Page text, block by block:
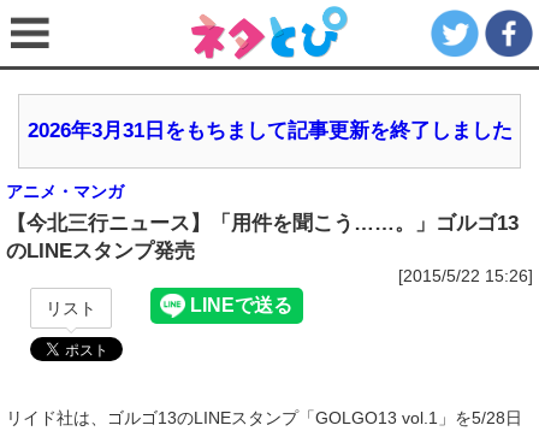
2026年3月31日をもちまして記事更新を終了しました
アニメ・マンガ
【今北三行ニュース】「用件を聞こう……。」ゴルゴ13
のLINEスタンプ発売
[2015/5/22 15:26]
リスト
リイド社は、ゴルゴ13のLINEスタンプ「GOLGO13 vol.1」を5/28日